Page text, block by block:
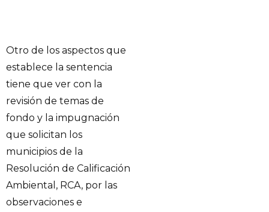
Otro de los aspectos que
establece la sentencia
tiene que ver con la
revisión de temas de
fondo y la impugnación
que solicitan los
municipios de la
Resolución de Calificación
Ambiental, RCA, por las
observaciones e